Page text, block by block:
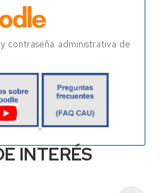
contraseña administrativa de
INTERÉS